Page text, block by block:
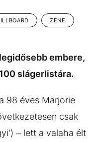
ZENE
embere,
slágerlistára.
98 éves Marjorie
csak
– lett a valaha élt